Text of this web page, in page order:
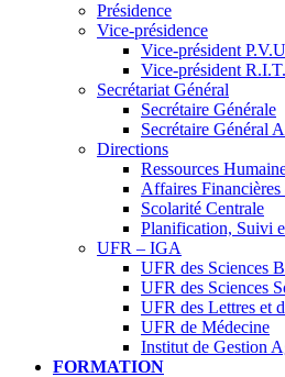
Présidence
Vice-présidence
Vice-président
Vice-président
Secrétariat Général
Secrétaire Générale
Secrétaire Général
Directions
Ressources
Affaires
Scolarité Centrale
Planification, Suivi
UFR – IGA
UFR des Sciences
UFR des Sciences
UFR des Lettres et
UFR de Médecine
Institut de Gestion
FORMATION